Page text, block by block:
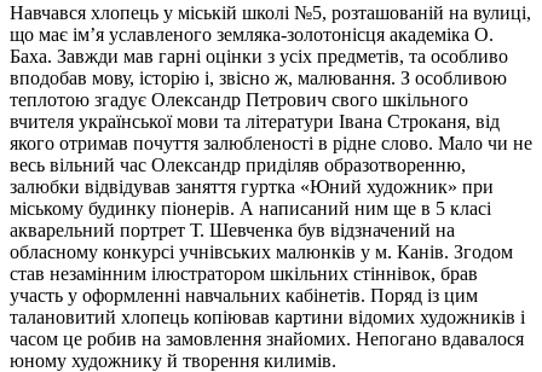
Навчався хлопець у міській школі №5, розташованій на вулиці,
що має ім’я уславленого земляка-золотонісця академіка О.
Баха. Завжди мав гарні оцінки з усіх предметів, та особливо
вподобав мову, історію і, звісно ж, малювання. З особливою
теплотою згадує Олександр Петрович свого шкільного
вчителя української мови та літератури Івана Строканя, від
якого отримав почуття залюбленості в рідне слово. Мало чи не
весь вільний час Олександр приділяв образотворенню,
залюбки відвідував заняття гуртка «Юний художник» при
міському будинку піонерів. А написаний ним ще в 5 класі
акварельний портрет Т. Шевченка був відзначений на
обласному конкурсі учнівських малюнків у м. Канів. Згодом
став незамінним ілюстратором шкільних стіннівок, брав
участь у оформленні навчальних кабінетів. Поряд із цим
талановитий хлопець копіював картини відомих художників і
часом це робив на замовлення знайомих. Непогано вдавалося
юному художнику й творення килимів.